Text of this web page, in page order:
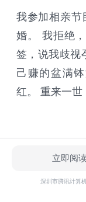
我参加相亲节
婚。 我拒绝
签，说我歧视
己赚的盆满
红。 重来一世
立即阅
深圳市腾讯计算